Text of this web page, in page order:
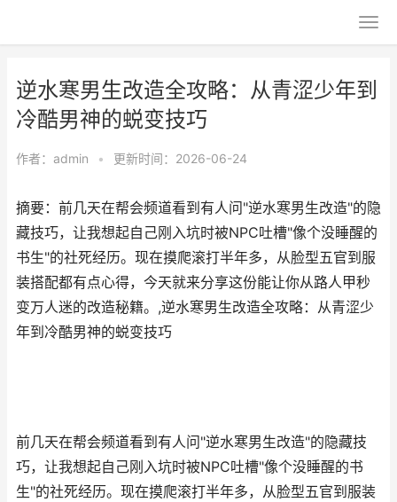
逆水寒男生改造全攻略：从青涩少年到
冷酷男神的蜕变技巧
作者： admin • 更新时间：2026-06-24
摘要：前几天在帮会频道看到有人问"逆水寒男生改造"的隐
藏技巧，让我想起自己刚入坑时被NPC吐槽"像个没睡醒的
书生"的社死经历。现在摸爬滚打半年多，从脸型五官到服
装搭配都有点心得，今天就来分享这份能让你从路人甲秒
变万人迷的改造秘籍。,逆水寒男生改造全攻略：从青涩少
年到冷酷男神的蜕变技巧
前几天在帮会频道看到有人问"逆水寒男生改造"的隐藏技
巧，让我想起自己刚入坑时被NPC吐槽"像个没睡醒的书
生"的社死经历。现在摸爬滚打半年多，从脸型五官到服装